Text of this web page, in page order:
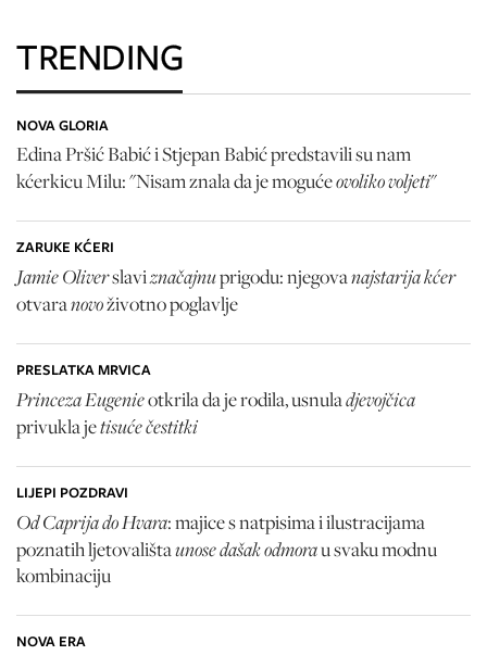
TRENDING
NOVA GLORIA
Edina Pršić Babić i Stjepan Babić predstavili su nam
kćerkicu Milu: "Nisam znala da je mogućeovoliko voljeti"
ZARUKE KĆERI
Jamie Oliverslaviznačajnuprigodu: njegovanajstarija kćer
otvaranovoživotno poglavlje
PRESLATKA MRVICA
Princeza Eugenieotkrila da je rodila, usnuladjevojčica
privukla jetisuće čestitki
LIJEPI POZDRAVI
Od Caprija do Hvara: majice s natpisima i ilustracijama
poznatih ljetovalištaunose dašak odmorau svaku modnu
kombinaciju
NOVA ERA